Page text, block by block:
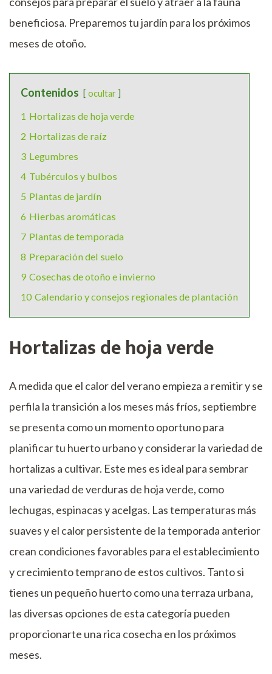
beneficiosa. Preparemos tu jardín para los próximos
meses de otoño.
Contenidos ocultar
1 Hortalizas de hoja verde
2 Hortalizas de raíz
3 Legumbres
4 Tubérculos y bulbos
5 Plantas de jardín
6 Hierbas aromáticas
7 Plantas de temporada
8 Preparación del suelo
9 Cosechas de otoño e invierno
10 Calendario y consejos regionales de plantación
Hortalizas de hoja verde
A medida que el calor del verano empieza a remitir y se
perfila la transición a los meses más fríos, septiembre
se presenta como un momento oportuno para
planificar tu huerto urbano y considerar la variedad de
hortalizas a cultivar. Este mes es ideal para sembrar
una variedad de verduras de hoja verde, como
lechugas, espinacas y acelgas. Las temperaturas más
suaves y el calor persistente de la temporada anterior
crean condiciones favorables para el establecimiento
y crecimiento temprano de estos cultivos. Tanto si
tienes un pequeño huerto como una terraza urbana,
las diversas opciones de esta categoría pueden
proporcionarte una rica cosecha en los próximos
meses.